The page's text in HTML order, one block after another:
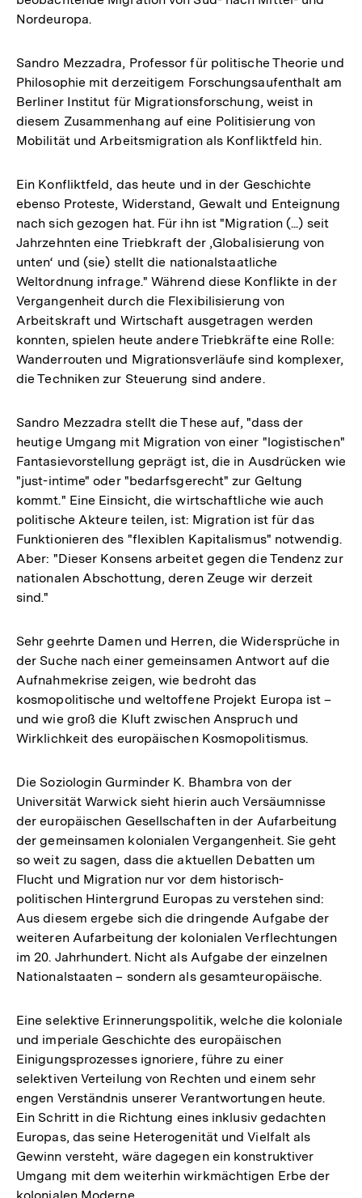
Nordeuropa.
Sandro Mezzadra, Professor für politische Theorie und
Philosophie mit derzeitigem Forschungsaufenthalt am
Berliner Institut für Migrationsforschung, weist in
diesem Zusammenhang auf eine Politisierung von
Mobilität und Arbeitsmigration als Konfliktfeld hin.
Ein Konfliktfeld, das heute und in der Geschichte
ebenso Proteste, Widerstand, Gewalt und Enteignung
nach sich gezogen hat. Für ihn ist "Migration (...) seit
Jahrzehnten eine Triebkraft der ‚Globalisierung von
unten‘ und (sie) stellt die nationalstaatliche
Weltordnung infrage." Während diese Konflikte in der
Vergangenheit durch die Flexibilisierung von
Arbeitskraft und Wirtschaft ausgetragen werden
konnten, spielen heute andere Triebkräfte eine Rolle:
Wanderrouten und Migrationsverläufe sind komplexer,
die Techniken zur Steuerung sind andere.
Sandro Mezzadra stellt die These auf, "dass der
heutige Umgang mit Migration von einer "logistischen"
Fantasievorstellung geprägt ist, die in Ausdrücken wie
"just-intime" oder "bedarfsgerecht" zur Geltung
kommt." Eine Einsicht, die wirtschaftliche wie auch
politische Akteure teilen, ist: Migration ist für das
Funktionieren des "flexiblen Kapitalismus" notwendig.
Aber: "Dieser Konsens arbeitet gegen die Tendenz zur
nationalen Abschottung, deren Zeuge wir derzeit
sind."
Sehr geehrte Damen und Herren, die Widersprüche in
der Suche nach einer gemeinsamen Antwort auf die
Aufnahmekrise zeigen, wie bedroht das
kosmopolitische und weltoffene Projekt Europa ist –
und wie groß die Kluft zwischen Anspruch und
Wirklichkeit des europäischen Kosmopolitismus.
Die Soziologin Gurminder K. Bhambra von der
Universität Warwick sieht hierin auch Versäumnisse
der europäischen Gesellschaften in der Aufarbeitung
der gemeinsamen kolonialen Vergangenheit. Sie geht
so weit zu sagen, dass die aktuellen Debatten um
Flucht und Migration nur vor dem historisch-
politischen Hintergrund Europas zu verstehen sind:
Aus diesem ergebe sich die dringende Aufgabe der
weiteren Aufarbeitung der kolonialen Verflechtungen
im 20. Jahrhundert. Nicht als Aufgabe der einzelnen
Nationalstaaten – sondern als gesamteuropäische.
Eine selektive Erinnerungspolitik, welche die koloniale
und imperiale Geschichte des europäischen
Einigungsprozesses ignoriere, führe zu einer
selektiven Verteilung von Rechten und einem sehr
engen Verständnis unserer Verantwortungen heute.
Ein Schritt in die Richtung eines inklusiv gedachten
Europas, das seine Heterogenität und Vielfalt als
Gewinn versteht, wäre dagegen ein konstruktiver
Umgang mit dem weiterhin wirkmächtigen Erbe der